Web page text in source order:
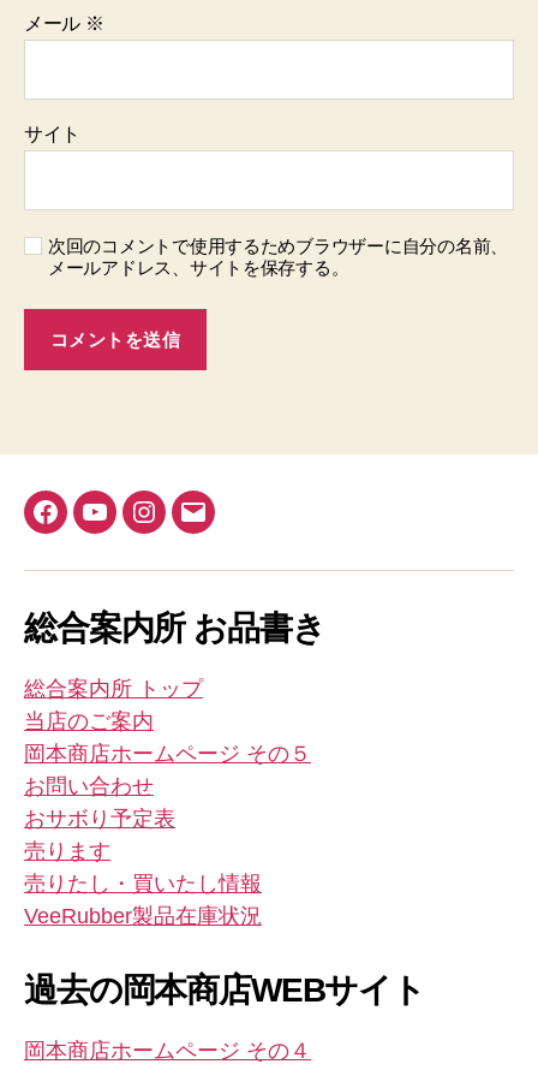
メール ※
サイト
次回のコメントで使用するためブラウザーに自分の名前、
メールアドレス、サイトを保存する。
FacebookYouTubeInstagram
メ
総合案内所 お品書き
総合案内所 トップ
当店のご案内
岡本商店ホームページ その５
お問い合わせ
おサボり予定表
売ります
売りたし・買いたし情報
VeeRubber製品在庫状況
過去の岡本商店WEBサイト
岡本商店ホームページ その４